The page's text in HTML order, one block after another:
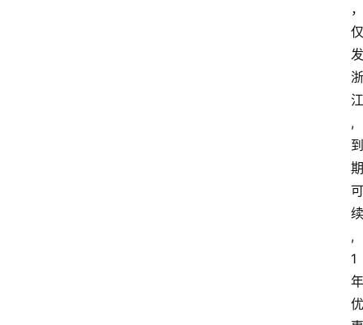
，
仅
发
浙
江
,
到
期
可
续
,
1
年
优